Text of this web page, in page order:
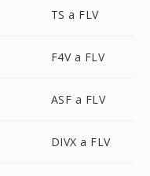
TS a FLV
F4V a FLV
ASF a FLV
DIVX a FLV